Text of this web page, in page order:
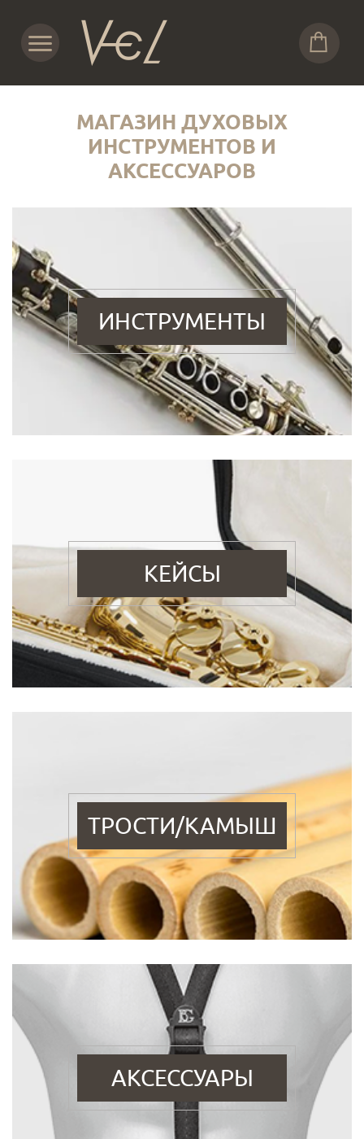
МАГАЗИН ДУХОВЫХ
ИНСТРУМЕНТОВ И
АКСЕССУАРОВ
ИНСТРУМЕНТЫ
КЕЙСЫ
ТРОСТИ/КАМЫШ
АКСЕССУАРЫ